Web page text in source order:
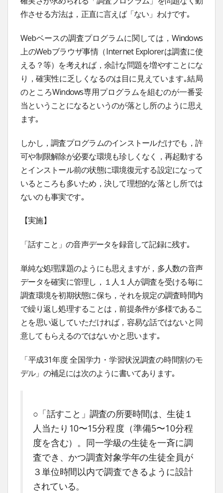
作させる方法は，正直に言えば「ない」わけです｡
Webベースの調査プログラムに関しては，Windows
上のWebブラウザ事情（Internet Explorerは調査に使
える？等）を考えれば，余計な問題を増やすことにな
り，確実性に乏しくなるのは目に見えています｡結局
のところWindows専用プログラムを組むのが一番妥
当ということになるというのが落とし所のように思え
ます｡
しかし，調査プログラムのインストールだけでも，許
可や制限解除が必要な環境も珍しくなく，再起動する
とインストール前の状態に環境復元する設定になって
いるところも多いため，決して理想的な落とし所では
ないのも事実です｡
【実施】
「話すこと」の音声データを録音して記録に残す｡
単純な処理課題のようにも思えますが，多人数の音声
データを確実に管理し，１人１人が調査を受ける毎に
調査環境を初期状態に保ち，それを規定の調査時間内
で繰り返し処理することは，前提条件が多様であるこ
とを思い返していただければ，容易な話ではないと同
意してもらえるのではないかと思います｡
「平成31年度 全国学力・学習状況調査の時間割のモ
デル」の補足には次のように書いてあります｡
○「話すこと」調査の所要時間は、生徒１
人当たり10〜15分程度（準備5〜10分程
度を含む）。同一学級の生徒を一斉に調
査でき、かつ調査対象学年の生徒全員が
３単位時間以内で調査できるように設計
されている。